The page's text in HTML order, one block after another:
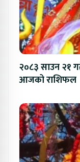
२०८३ साउन २१
आजको राशिफल